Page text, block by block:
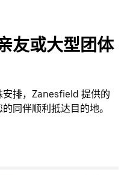
友或大型团体
排，Zanesfield 提供的
同伴顺利抵达目的地。